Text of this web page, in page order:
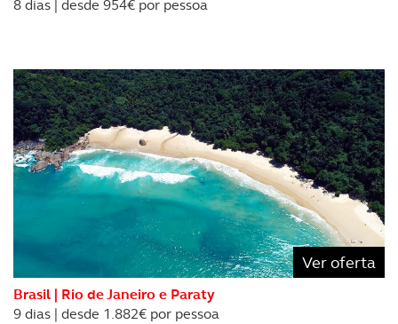
8 dias | desde 954€ por pessoa
Ver oferta
Brasil | Rio de Janeiro e Paraty
9 dias | desde 1.882€ por pessoa